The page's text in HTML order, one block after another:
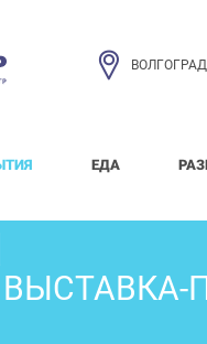
ВОЛГОГРАД
ЕДА
ВЫСТАВКА-